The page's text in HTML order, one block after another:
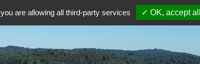
you are allowing all third-party services ✓ OK, accept all